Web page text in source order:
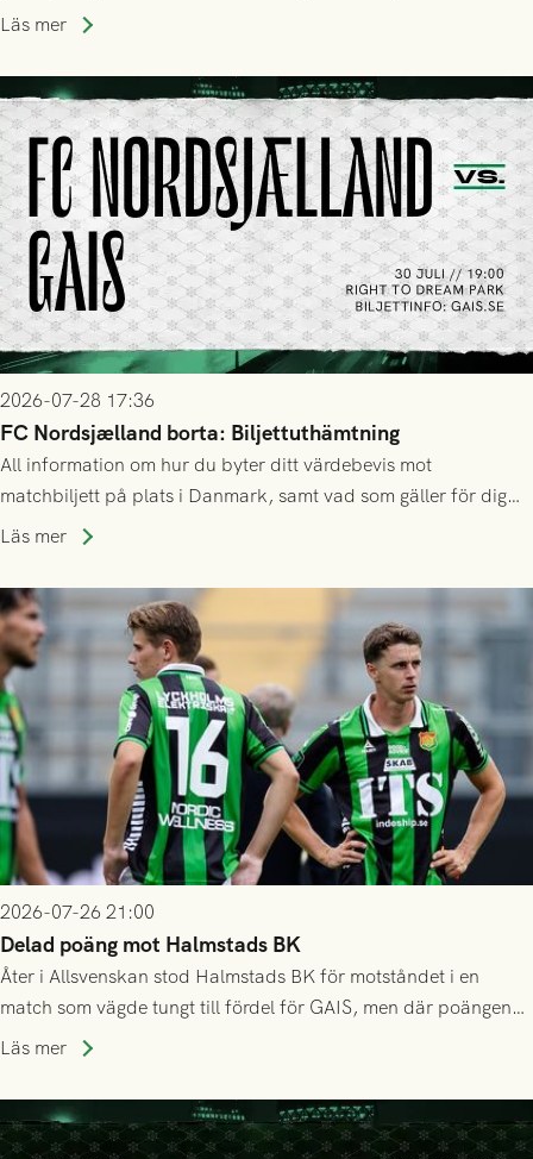
Läs mer
2026-07-28 17:36
FC Nordsjælland borta: Biljettuthämtning
All information om hur du byter ditt värdebevis mot
matchbiljett på plats i Danmark, samt vad som gäller för dig
som står på reservlista eller fått förhinder.
Läs mer
2026-07-26 21:00
Delad poäng mot Halmstads BK
Åter i Allsvenskan stod Halmstads BK för motståndet i en
match som vägde tungt till fördel för GAIS, men där poängen
delades efter dramatik på tilläggstid.
Läs mer